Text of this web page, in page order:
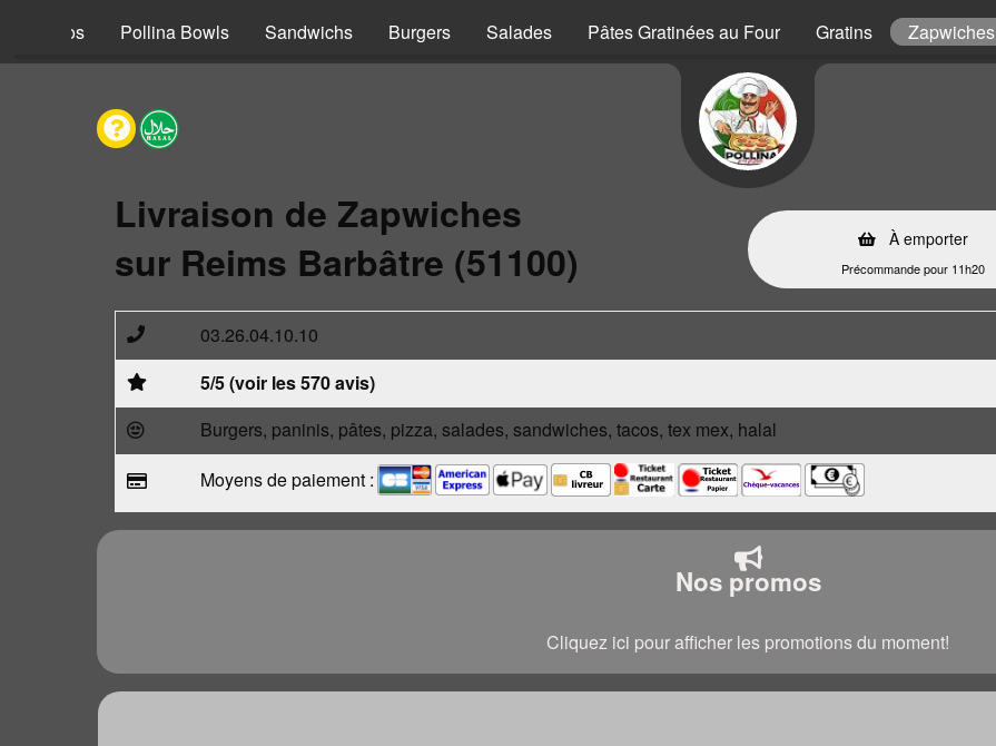
Tacos Pollina Bowls Sandwichs Burgers Salades Pâtes Gratinées au Four Gratins Zapwiches
Livraison de Zapwiches
sur Reims Barbâtre (51100)
À emporter
Précommande pour 11h20
03.26.04.10.10
5/5 (voir les 570 avis)
Burgers, paninis, pâtes, pizza, salades, sandwiches, tacos, tex mex, halal
Moyens de paiement :
Nos promos
Cliquez ici pour afficher les promotions du moment!